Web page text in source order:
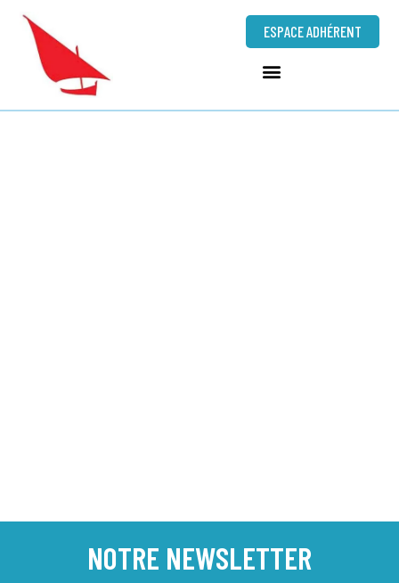
ESPACE ADHÉRENT
NOTRE NEWSLETTER